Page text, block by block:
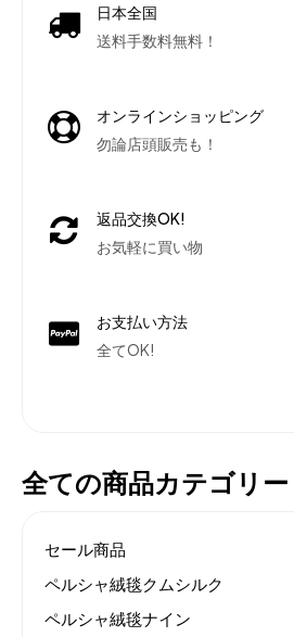
日本全国
送料手数料無料！
オンラインショッピング
勿論店頭販売も！
返品交換OK!
お気軽に買い物
お支払い方法
全てOK!
全ての商品カテゴリー
セール商品
ペルシャ絨毯クムシルク
ペルシャ絨毯ナイン